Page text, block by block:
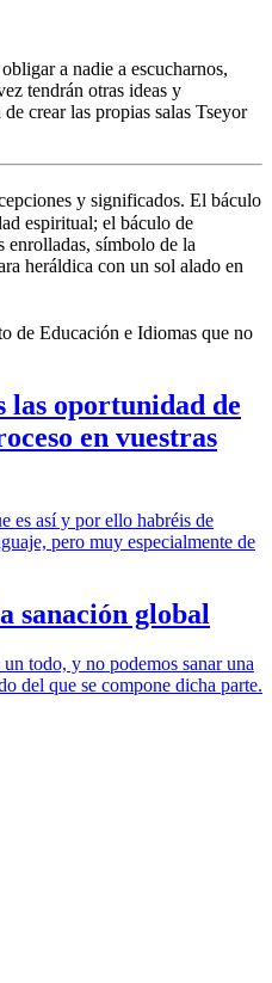
a nadie a escucharnos,
tendrán otras ideas y
crear las propias salas Tseyor
y significados. El báculo
espiritual; el báculo de
enrolladas, símbolo de la
heráldica con un sol alado en
de Educación e Idiomas que no
las oportunidad de
en vuestras
es así y por ello habréis de
pero muy especialmente de
sanación global
todo, y no podemos sanar una
del que se compone dicha parte.